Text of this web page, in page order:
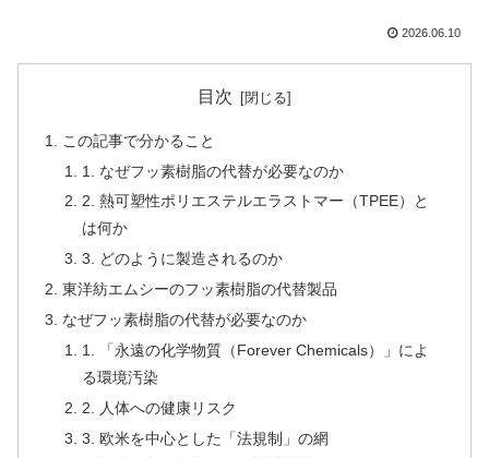
2026.06.10
目次
この記事で分かること
1. なぜフッ素樹脂の代替が必要なのか
2. 熱可塑性ポリエステルエラストマー（TPEE）と
は何か
3. どのように製造されるのか
東洋紡エムシーのフッ素樹脂の代替製品
なぜフッ素樹脂の代替が必要なのか
1. 「永遠の化学物質（Forever Chemicals）」によ
る環境汚染
2. 人体への健康リスク
3. 欧米を中心とした「法規制」の網